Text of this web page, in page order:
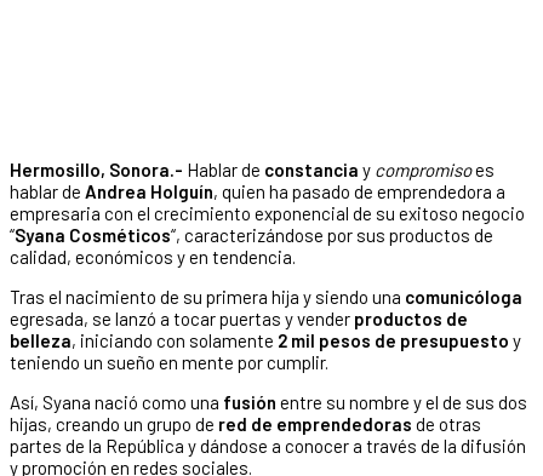
Hermosillo, Sonora.- Hablar de constancia y compromisoes
hablar de Andrea Holguín, quien ha pasado de emprendedora a
empresaria con el crecimiento exponencial de su exitoso negocio
“Syana Cosméticos“, caracterizándose por sus productos de
calidad, económicos y en tendencia.
Tras el nacimiento de su primera hija y siendo una comunicóloga
egresada, se lanzó a tocar puertas y vender productos de
belleza, iniciando con solamente 2 mil pesos de presupuesto y
teniendo un sueño en mente por cumplir.
Así, Syana nació como una fusión entre su nombre y el de sus dos
hijas, creando un grupo de red de emprendedoras de otras
partes de la República y dándose a conocer a través de la difusión
y promoción en redes sociales.